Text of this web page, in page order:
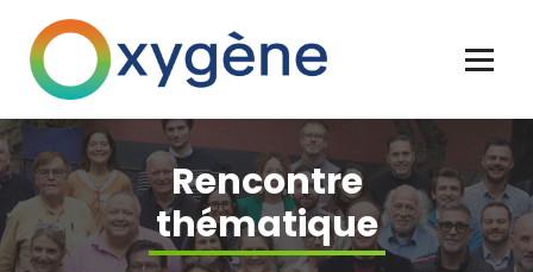
Rencontre
thématique